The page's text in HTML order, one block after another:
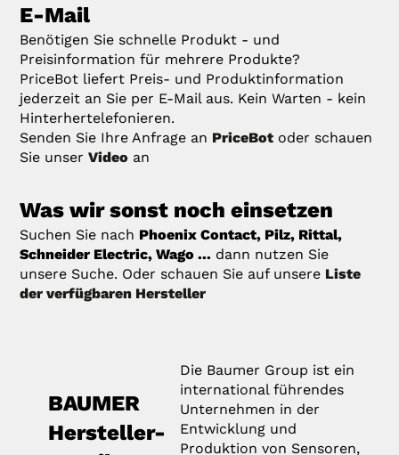
E-Mail
Benötigen Sie schnelle Produkt - und
Preisinformation für mehrere Produkte?
PriceBot liefert Preis- und Produktinformation
jederzeit an Sie per E-Mail aus. Kein Warten - kein
Hinterhertelefonieren.
Senden Sie Ihre Anfrage an PriceBot oder schauen
Sie unserVideo an
Was wir sonst noch einsetzen
Suchen Sie nach Phoenix Contact, Pilz, Rittal,
Schneider Electric, Wago ... dann nutzen Sie
unsere Suche. Oder schauen Sie auf unsere Liste
der verfügbaren Hersteller
BAUMER
Hersteller-
Die Baumer Group ist ein
international führendes
Unternehmen in der
Entwicklung und
Produktion von Sensoren,